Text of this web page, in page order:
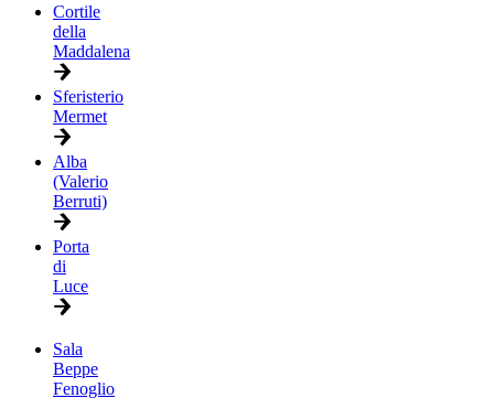
Cortile
della
Maddalena
Sferisterio
Mermet
Alba
(Valerio
Berruti)
Porta
di
Luce
Sala
Beppe
Fenoglio